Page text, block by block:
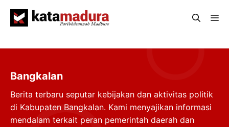
Bangkalan
Berita terbaru seputar kebijakan dan aktivitas politik
di Kabupaten Bangkalan. Kami menyajikan informasi
mendalam terkait peran pemerintah daerah dan